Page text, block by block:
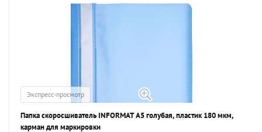
Экспресс-просмотр
Папка скоросшиватель INFORMAT А5 голубая, пластик 180 мкм,
карман для маркировки